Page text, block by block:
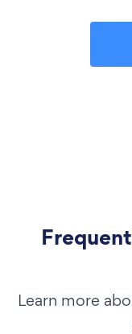
Learn more